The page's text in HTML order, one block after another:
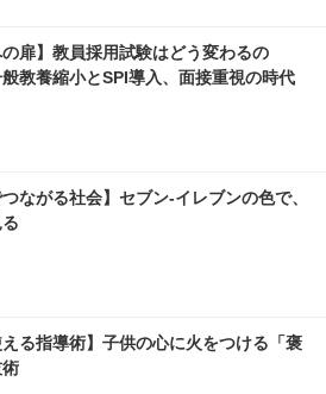
の扉】教員採用試験はどう変わるの
教養縮小とSPI導入、面接重視の時代
つながる社会】セブン‐イレブンの色で、
える指導術】子供の心に火をつける「褒